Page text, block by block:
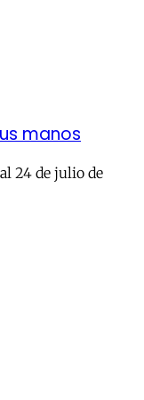
manos
24 de julio de